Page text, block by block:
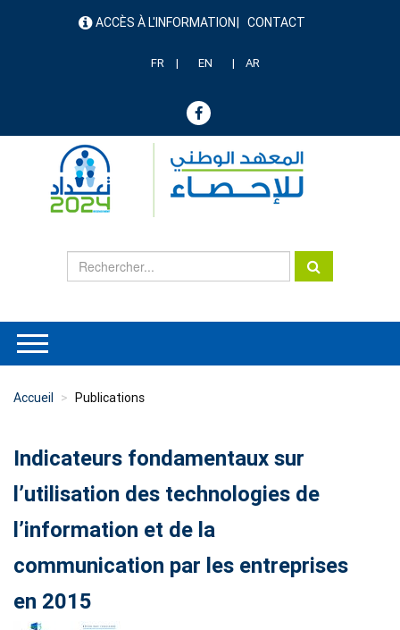
menu ACCÈS À L'INFORMATION CONTACT
FR EN AR
Accueil Publications
Indicateurs fondamentaux sur
l’utilisation des technologies de
l’information et de la
communication par les entreprises
en 2015